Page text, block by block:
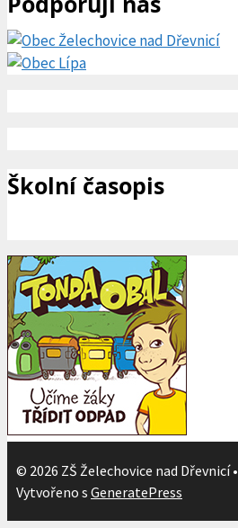
Školní časopis
© 2026 ZŠ Želechovice nad Dřevnicí•
Vytvořeno s GeneratePress